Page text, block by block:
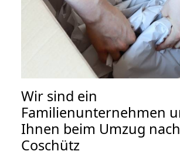
Wir sind ein
Familienunternehmen
Ihnen beim Umzug nach
Coschütz